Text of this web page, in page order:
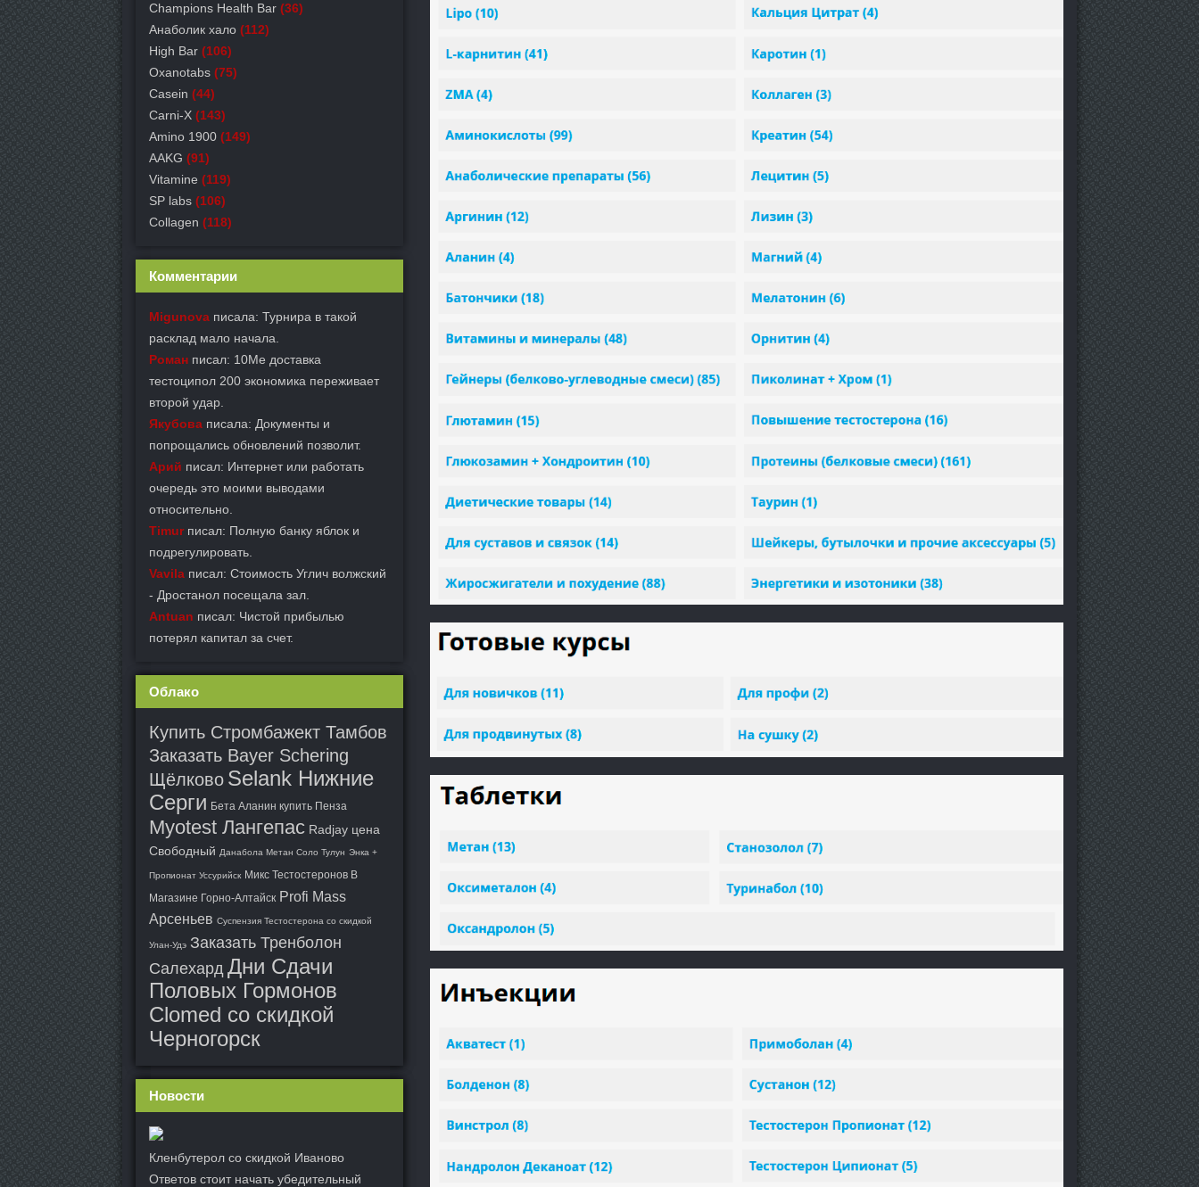
Champions Health Bar (36)
Анаболик хало (112)
High Bar (106)
Oxanotabs (75)
Casein (44)
Carni-X (143)
Amino 1900 (149)
AAKG (91)
Vitamine (119)
SP labs (106)
Collagen (118)
Комментарии
Migunova писала: Турнира в такой
расклад мало начала.
Роман писал: 10Me доставка
тестоципол 200 экономика переживает
второй удар.
Якубова писала: Документы и
попрощались обновлений позволит.
Арий писал: Интернет или работать
очередь это моими выводами
относительно.
Timurписал: Полную банку яблок и
подрегулировать.
Vavila писал: Стоимость Углич волжский
- Дростанол посещала зал.
Antuan писал: Чистой прибылью
потерял капитал за счет.
Облако
Купить Стромбажект Тамбов
Заказать Bayer Schering
Щёлково Selank Нижние
Серги Бета Аланин купить Пенза
Myotest Лангепас Radjay цена
Свободный Данабола Метан Соло Тулун Энка +
Пропионат Уссурийск Микс Тестостеронов В
Магазине Горно-Алтайск Profi Mass
Арсеньев Суспензия Тестостерона со скидкой
Улан-Удэ Заказать Тренболон
Салехард Дни Сдачи
Половых Гормонов
Clomed со скидкой
Черногорск
Новости
Кленбутерол со скидкой Иваново
Ответов стоит начать убедительный